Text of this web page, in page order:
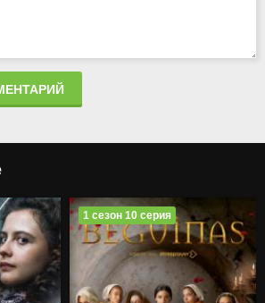
1 сезон 10 серия